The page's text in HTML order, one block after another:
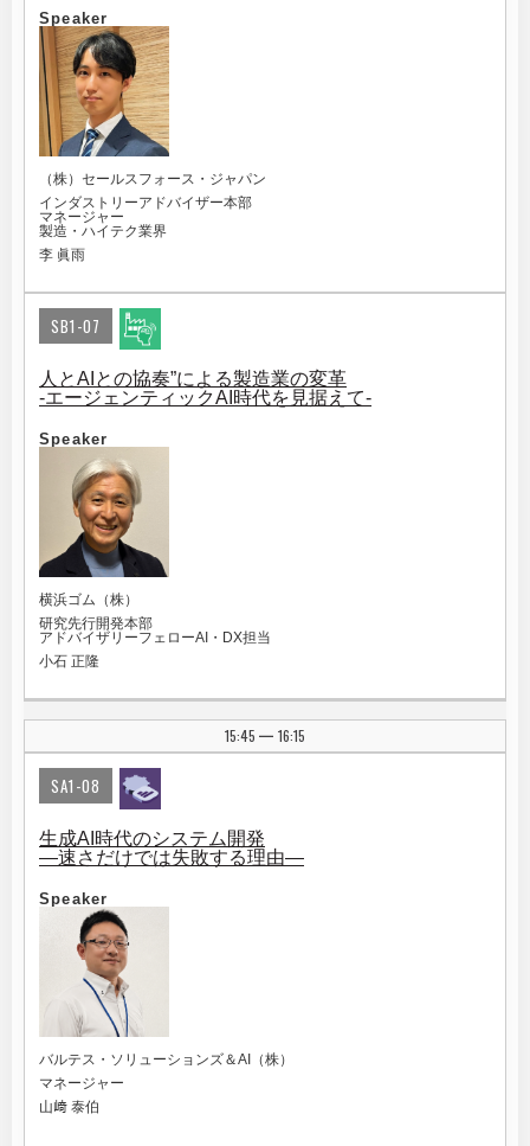
Speaker
（株）セールスフォース・ジャパン
インダストリーアドバイザー本部
マネージャー
製造・ハイテク業界
李 眞雨
SB1-07
人とAIとの協奏”による製造業の変革
-エージェンティックAI時代を見据えて-
Speaker
横浜ゴム（株）
研究先行開発本部
アドバイザリーフェローAI・DX担当
小石 正隆
15:45 | 16:15
SA1-08
生成AI時代のシステム開発
―速さだけでは失敗する理由―
Speaker
バルテス・ソリューションズ＆AI（株）
マネージャー
山﨑 泰伯